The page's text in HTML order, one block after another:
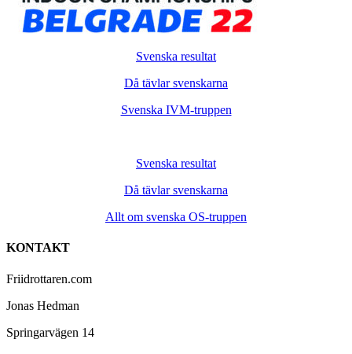
Svenska resultat
Då tävlar svenskarna
Svenska IVM-truppen
Svenska resultat
Då tävlar svenskarna
Allt om svenska OS-truppen
KONTAKT
Friidrottaren.com
Jonas Hedman
Springarvägen 14